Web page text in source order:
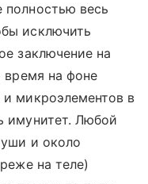
весь
исключить
заключение на
время на фоне
и микроэлементов в
имунитет. Любой
и около
на теле)